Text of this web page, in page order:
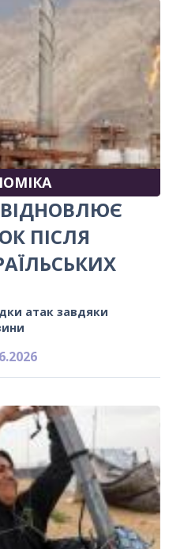
ПІСЛЯ
атак завдяки